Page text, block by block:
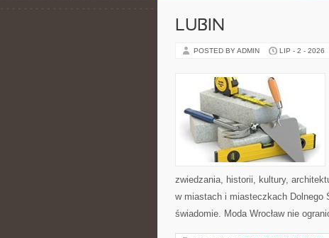
LUBIN
POSTED BY ADMIN LIP - 2 - 2026
zwiedzania, historii, kultury,
w miastach i miasteczkach Dolnego
świadomie. Moda Wrocław nie